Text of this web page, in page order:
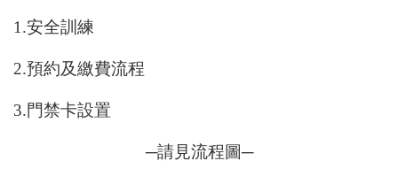
1.安全訓練
2.預約及繳費流程
3.門禁卡設置
─請見流程圖─